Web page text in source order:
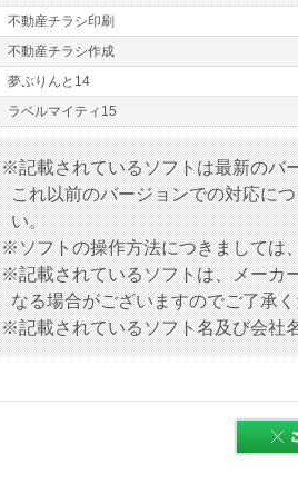
不動産チラシ印刷
不動産チラシ作成
夢ぷりんと14
ラベルマイティ15
※記載されているソフトは最新のバ
これ以前のバージョンでの対応に
い。
※ソフトの操作方法につきましては
※記載されているソフトは、メーカ
なる場合がございますのでご了承
※記載されているソフト名及び会社